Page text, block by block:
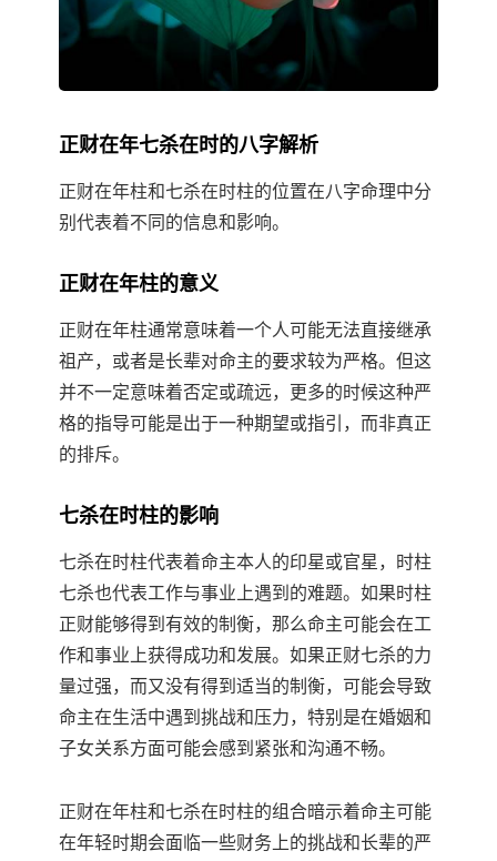
正财在年七杀在时的八字解析
正财在年柱和七杀在时柱的位置在八字命理中分
别代表着不同的信息和影响。
正财在年柱的意义
正财在年柱通常意味着一个人可能无法直接继承
祖产，或者是长辈对命主的要求较为严格。但这
并不一定意味着否定或疏远，更多的时候这种严
格的指导可能是出于一种期望或指引，而非真正
的排斥。
七杀在时柱的影响
七杀在时柱代表着命主本人的印星或官星，时柱
七杀也代表工作与事业上遇到的难题。如果时柱
正财能够得到有效的制衡，那么命主可能会在工
作和事业上获得成功和发展。如果正财七杀的力
量过强，而又没有得到适当的制衡，可能会导致
命主在生活中遇到挑战和压力，特别是在婚姻和
子女关系方面可能会感到紧张和沟通不畅。
正财在年柱和七杀在时柱的组合暗示着命主可能
在年轻时期会面临一些财务上的挑战和长辈的严